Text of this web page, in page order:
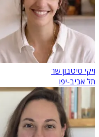
ויקי סיטבון שר
תל אביב-יפו